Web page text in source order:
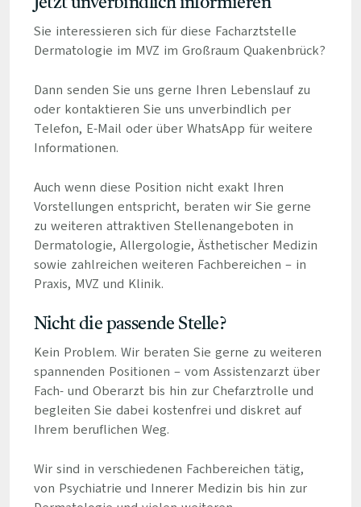
Sie interessieren sich für diese Facharztstelle
Dermatologie im MVZ im Großraum Quakenbrück?
Dann senden Sie uns gerne Ihren Lebenslauf zu
oder kontaktieren Sie uns unverbindlich per
Telefon, E-Mail oder über WhatsApp für weitere
Informationen.
Auch wenn diese Position nicht exakt Ihren
Vorstellungen entspricht, beraten wir Sie gerne
zu weiteren attraktiven Stellenangeboten in
Dermatologie, Allergologie, Ästhetischer Medizin
sowie zahlreichen weiteren Fachbereichen – in
Praxis, MVZ und Klinik.
Nicht die passende Stelle?
Kein Problem. Wir beraten Sie gerne zu weiteren
spannenden Positionen – vom Assistenzarzt über
Fach- und Oberarzt bis hin zur Chefarztrolle und
begleiten Sie dabei kostenfrei und diskret auf
Ihrem beruflichen Weg.
Wir sind in verschiedenen Fachbereichen tätig,
von Psychiatrie und Innerer Medizin bis hin zur